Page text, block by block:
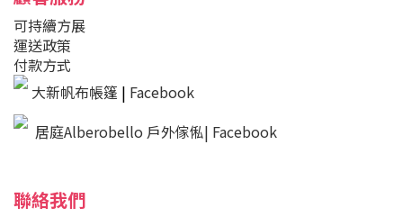
可持續方展
運送政策
付款方式
大新帆布帳篷 | Facebook
居庭Alberobello 戶外傢俬| Facebook
聯絡我們